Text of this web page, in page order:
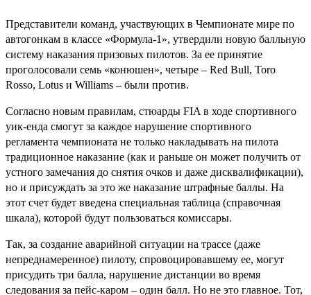
Представители команд, участвующих в Чемпионате мире по
автогонкам в классе «Формула-1», утвердили новую балльную
систему наказания призовых пилотов. За ее принятие
проголосовали семь «конюшен», четыре – Red Bull, Toro
Rosso, Lotus и Williams – были против.
Согласно новым правилам, стюарды FIA в ходе спортивного
уик-енда смогут за каждое нарушение спортивного
регламента чемпионата не только накладывать на пилота
традиционное наказание (как и раньше он может получить от
устного замечания до снятия очков и даже дисквалификации),
но и присуждать за это же наказание штрафные баллы. На
этот счет будет введена специальная таблица (справочная
шкала), которой будут пользоваться комиссары.
Так, за создание аварийной ситуации на трассе (даже
непреднамеренное) пилоту, спровоцировавшему ее, могут
присудить три балла, нарушение дистанции во время
следования за пейс-каром – один балл. Но не это главное. Тот,